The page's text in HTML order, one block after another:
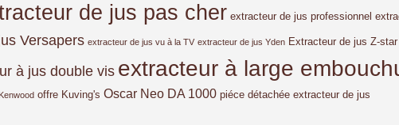
de jus pas cher extracteur de jus professionnel
Versapers extracteur de jus vu à la TV extracteur de jus Yden Extracteur de jus Z-
à jus double vis extracteur à large
offre Kuving's Oscar Neo DA 1000 piéce détachée extracteur de jus